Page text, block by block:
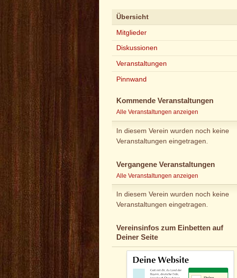
Übersicht
Mitglieder
Diskussionen
Veranstaltungen
Pinnwand
Kommende Veranstaltungen
Alle Veranstaltungen anzeigen
In diesem Verein wurden noch keine
Veranstaltungen eingetragen.
Vergangene Veranstaltungen
Alle Veranstaltungen anzeigen
In diesem Verein wurden noch keine
Veranstaltungen eingetragen.
Vereinsinfos zum Einbetten auf
Deiner Seite